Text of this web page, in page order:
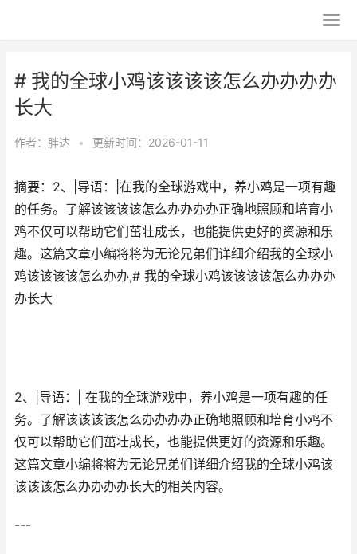
# 我的全球小鸡该该该该怎么办办办办
长大
作者： 胖达 • 更新时间：2026-01-11
摘要：2、|导语：|在我的全球游戏中，养小鸡是一项有趣
的任务。了解该该该该怎么办办办办正确地照顾和培育小
鸡不仅可以帮助它们茁壮成长，也能提供更好的资源和乐
趣。这篇文章小编将将为无论兄弟们详细介绍我的全球小
鸡该该该该怎么办办,# 我的全球小鸡该该该该怎么办办办
办长大
2、|导语：| 在我的全球游戏中，养小鸡是一项有趣的任
务。了解该该该该怎么办办办办正确地照顾和培育小鸡不
仅可以帮助它们茁壮成长，也能提供更好的资源和乐趣。
这篇文章小编将将为无论兄弟们详细介绍我的全球小鸡该
该该该怎么办办办办长大的相关内容。
---